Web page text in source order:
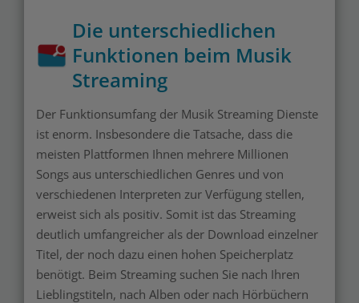
Die unterschiedlichen
Funktionen beim Musik
Streaming
Der Funktionsumfang der Musik Streaming Dienste
ist enorm. Insbesondere die Tatsache, dass die
meisten Plattformen Ihnen mehrere Millionen
Songs aus unterschiedlichen Genres und von
verschiedenen Interpreten zur Verfügung stellen,
erweist sich als positiv. Somit ist das Streaming
deutlich umfangreicher als der Download einzelner
Titel, der noch dazu einen hohen Speicherplatz
benötigt. Beim Streaming suchen Sie nach Ihren
Lieblingstiteln, nach Alben oder nach Hörbüchern